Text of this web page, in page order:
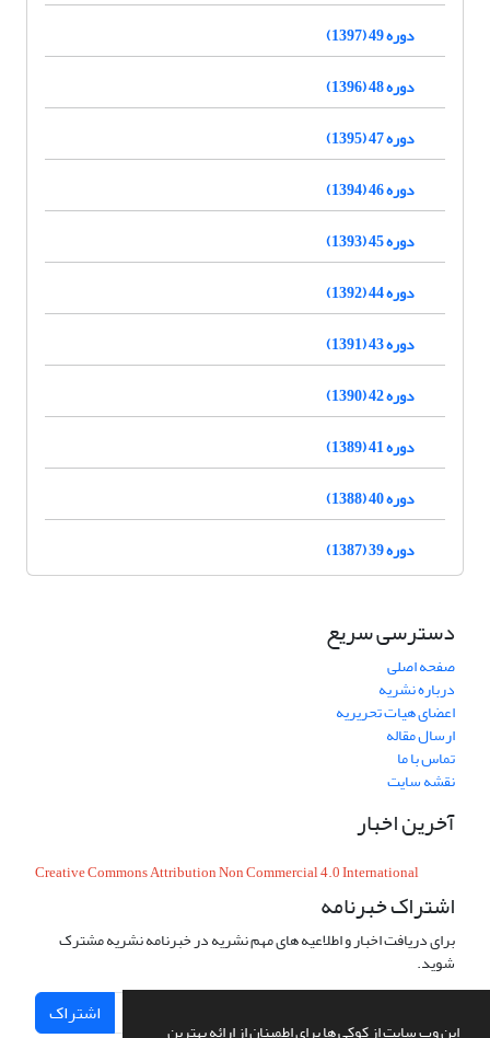
این وب سایت از کوکی ها برای اطمینان از ارائه بهترین
دوره 49 (1397)
دوره 48 (1396)
دوره 47 (1395)
دوره 46 (1394)
دوره 45 (1393)
دوره 44 (1392)
دوره 43 (1391)
دوره 42 (1390)
دوره 41 (1389)
دوره 40 (1388)
دوره 39 (1387)
دسترسی سریع
صفحه اصلی
درباره نشریه
اعضای هیات تحریریه
ارسال مقاله
تماس با ما
نقشه سایت
آخرین اخبار
Creative Commons Attribution Non Commercial 4.0 International
اشتراک خبرنامه
برای دریافت اخبار و اطلاعیه های مهم نشریه در خبرنامه نشریه مشترک
شوید.
اشتراک